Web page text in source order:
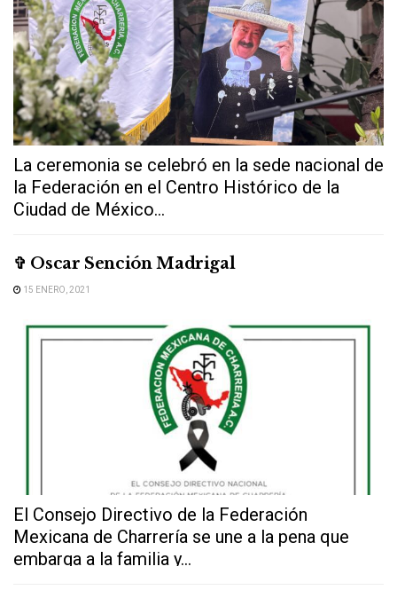
La ceremonia se celebró en la sede nacional de
la Federación en el Centro Histórico de la
Ciudad de México...
✞ Oscar Sención Madrigal
15 ENERO, 2021
El Consejo Directivo de la Federación
Mexicana de Charrería se une a la pena que
embarga a la familia y...